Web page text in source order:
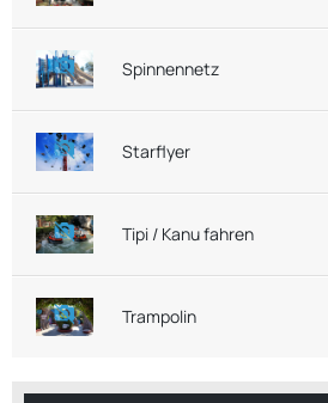
Spinnennetz
Starflyer
Tipi / Kanu fahren
Trampolin